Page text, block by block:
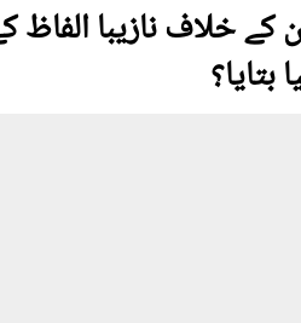
خلاف نازیبا